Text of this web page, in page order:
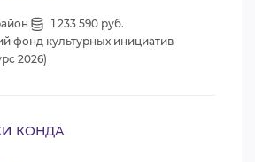
1 233 590 руб.
фонд культурных инициатив
2026)
КОНДА